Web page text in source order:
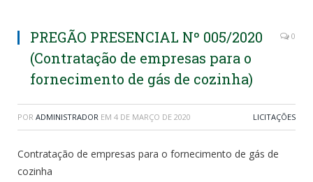
PREGÃO PRESENCIAL Nº 005/2020
(Contratação de empresas para o
fornecimento de gás de cozinha)
0
POR ADMINISTRADOR EM 4 DE MARÇO DE 2020 LICITAÇÕES
Contratação de empresas para o fornecimento de gás de
cozinha